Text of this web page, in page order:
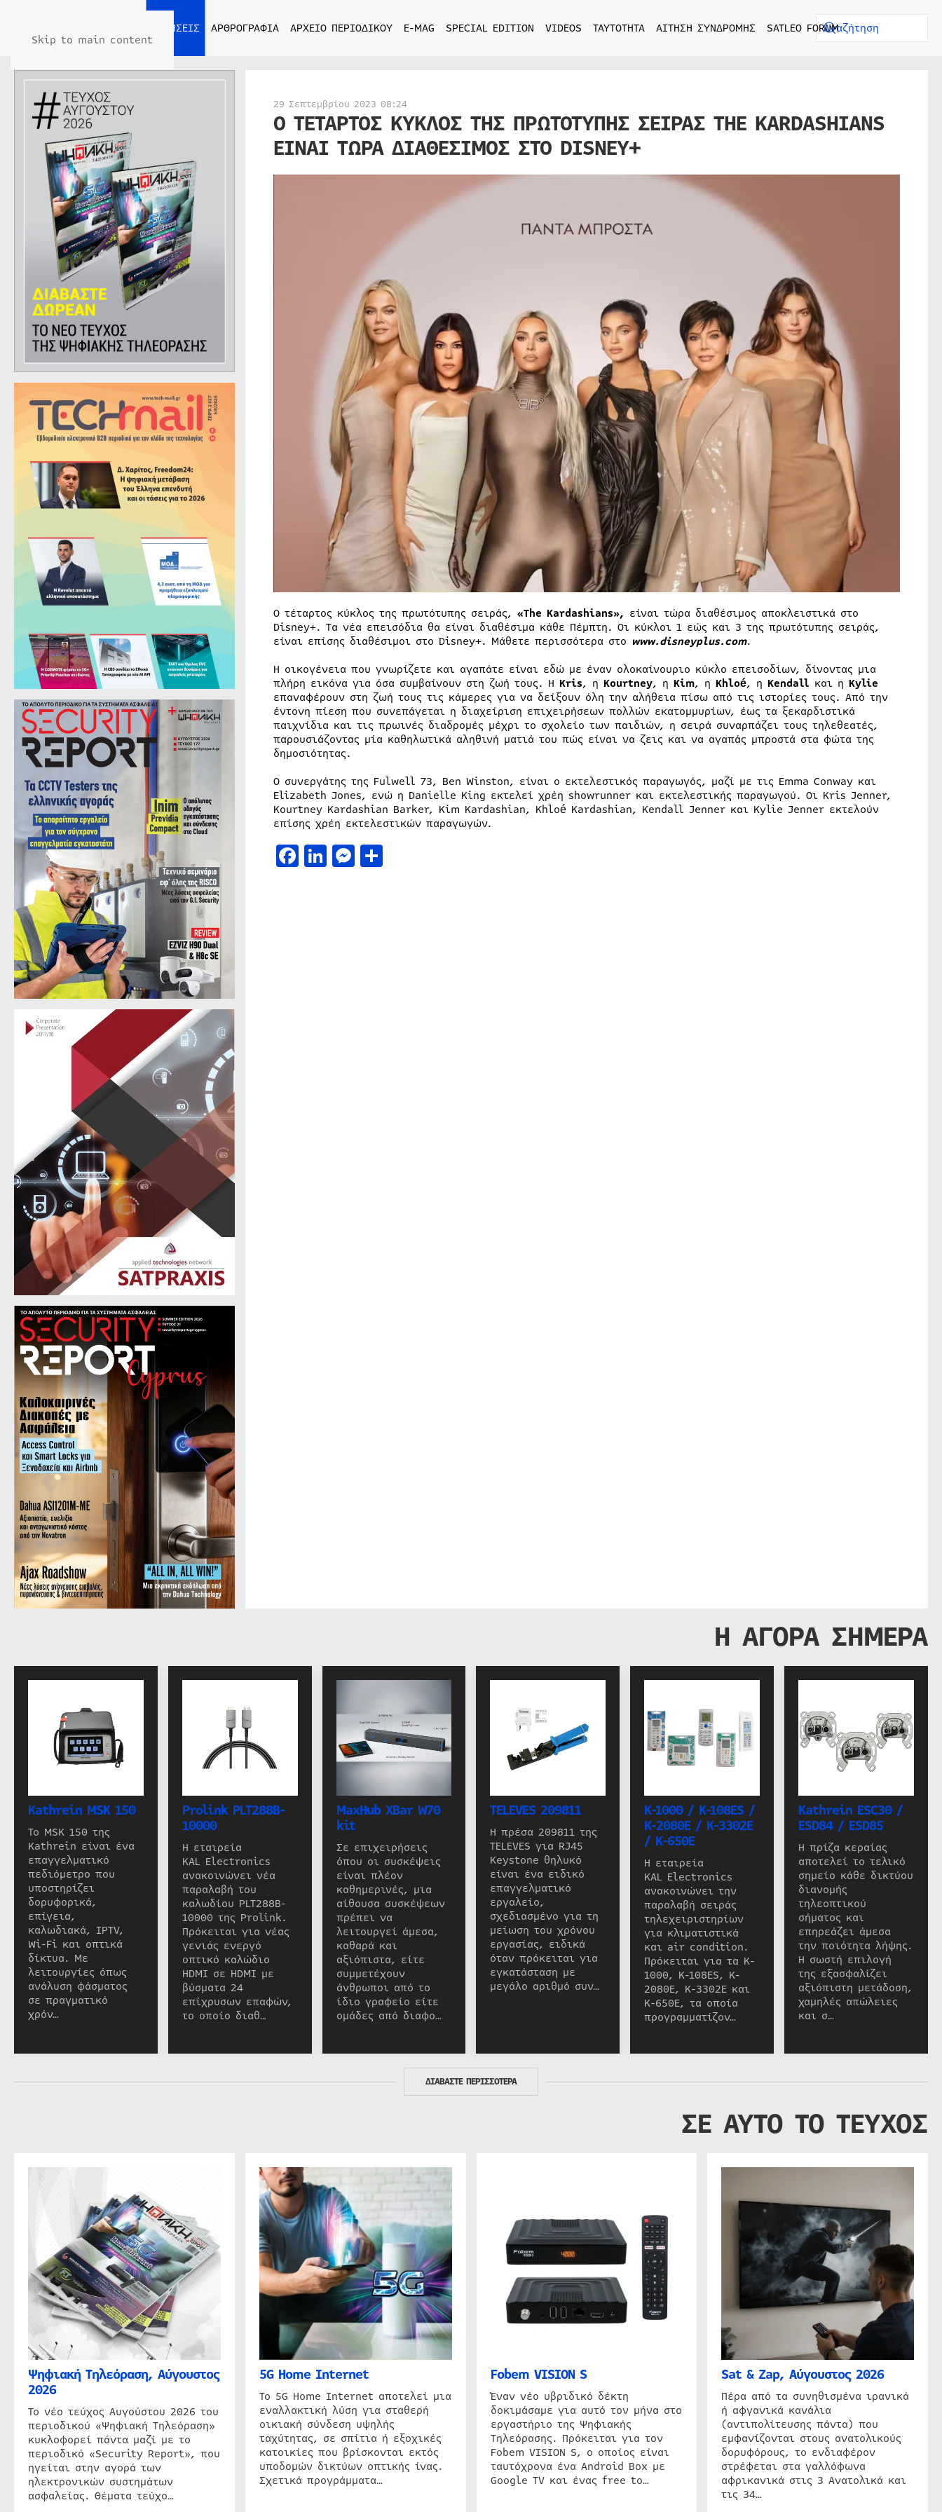
Skip to main content
ΕΙΔΗΣΕΙΣ ΑΡΘΡΟΓΡΑΦΙΑ ΑΡΧΕΙΟ ΠΕΡΙΟΔΙΚΟΥ E-MAG SPECIAL EDITION VIDEOS ΤΑΥΤΟΤΗΤΑ ΑΙΤΗΣΗ ΣΥΝΔΡΟΜΗΣ SATLEO FORUM
29 Σεπτεμβρίου 2023 08:24
Ο ΤΕΤΑΡΤΟΣ ΚΥΚΛΟΣ ΤΗΣ ΠΡΩΤΟΤΥΠΗΣ ΣΕΙΡΑΣ THE KARDASHIANS
ΕΙΝΑΙ ΤΩΡΑ ΔΙΑΘΕΣΙΜΟΣ ΣΤΟ DISNEY+
Ο τέταρτος κύκλος της πρωτότυπης σειράς, «The Kardashians», είναι τώρα διαθέσιμος αποκλειστικά στο
Disney+. Τα νέα επεισόδια θα είναι διαθέσιμα κάθε Πέμπτη. Οι κύκλοι 1 εώς και 3 της πρωτότυπης σειράς,
είναι επίσης διαθέσιμοι στο Disney+. Μάθετε περισσότερα στο www.disneyplus.com.
Η οικογένεια που γνωρίζετε και αγαπάτε είναι εδώ με έναν ολοκαίνουριο κύκλο επεισοδίων, δίνοντας μια
πλήρη εικόνα για όσα συμβαίνουν στη ζωή τους. Η Kris, η Kourtney, η Kim, η Khloé, η Kendallκαι η Kylie
επαναφέρουν στη ζωή τους τις κάμερες για να δείξουν όλη την αλήθεια πίσω από τις ιστορίες τους. Από την
έντονη πίεση που συνεπάγεται η διαχείριση επιχειρήσεων πολλών εκατομμυρίων, έως τα ξεκαρδιστικά
παιχνίδια και τις πρωινές διαδρομές μέχρι το σχολείο των παιδιών, η σειρά συναρπάζει τους τηλεθεατές,
παρουσιάζοντας μία καθηλωτικά αληθινή ματιά του πώς είναι να ζεις και να αγαπάς μπροστά στα φώτα της
δημοσιότητας.
Ο συνεργάτης της Fulwell 73, Ben Winston, είναι ο εκτελεστικός παραγωγός, μαζί με τις Emma Conway και
Elizabeth Jones, ενώ η Danielle King εκτελεί χρέη showrunner και εκτελεστικής παραγωγού. Οι Kris Jenner,
Kourtney Kardashian Barker, Kim Kardashian, Khloé Kardashian, Kendall Jenner και Kylie Jenner εκτελούν
επίσης χρέη εκτελεστικών παραγωγών.
Facebook
LinkedIn
Messenger
Μοιραστείτε
Η ΑΓΟΡΑ ΣΗΜΕΡΑ
Kathrein MSK 150
Το MSK 150 της
Kathrein είναι ένα
επαγγελματικό
πεδιόμετρο που
υποστηρίζει
δορυφορικά,
επίγεια,
καλωδιακά, IPTV,
Wi-Fi και οπτικά
δίκτυα. Με
λειτουργίες όπως
ανάλυση φάσματος
σε πραγματικό
χρόν…
Prolink PLT288B-
10000
Η εταιρεία
KAL Electronics
ανακοινώνει νέα
παραλαβή του
καλωδίου PLT288B-
10000 της Prolink.
Πρόκειται για νέας
γενιάς ενεργό
οπτικό καλώδιο
HDMI σε HDMI με
βύσματα 24
επίχρυσων επαφών,
το οποίο διαθ…
MaxHub XBar W70
kit
Σε επιχειρήσεις
όπου οι συσκέψεις
είναι πλέον
καθημερινές, μια
αίθουσα συσκέψεων
πρέπει να
λειτουργεί άμεσα,
καθαρά και
αξιόπιστα, είτε
συμμετέχουν
άνθρωποι από το
ίδιο γραφείο είτε
ομάδες από διαφο…
TELEVES 209811
Η πρέσα 209811 της
TELEVES για RJ45
Keystone θηλυκό
είναι ένα ειδικό
επαγγελματικό
εργαλείο,
σχεδιασμένο για τη
μείωση του χρόνου
εργασίας, ειδικά
όταν πρόκειται για
εγκατάσταση με
μεγάλο αριθμό συν…
K-1000 / K-108ES /
K-2080E / K-3302E
/ K-650E
Η εταιρεία
KAL Electronics
ανακοινώνει την
παραλαβή σειράς
τηλεχειριστηρίων
για κλιματιστικά
και air condition.
Πρόκειται για τα K-
1000, K-108ES, K-
2080E, K-3302E και
K-650E, τα οποία
προγραμματίζον…
Kathrein ESC30 /
ESD84 / ESD85
Η πρίζα κεραίας
αποτελεί το τελικό
σημείο κάθε δικτύου
διανομής
τηλεοπτικού
σήματος και
επηρεάζει άμεσα
την ποιότητα λήψης.
Η σωστή επιλογή
της εξασφαλίζει
αξιόπιστη μετάδοση,
χαμηλές απώλειες
και σ…
ΔΙΑΒΑΣΤΕ ΠΕΡΙΣΣΟΤΕΡΑ
ΣΕ ΑΥΤΟ ΤΟ ΤΕΥΧΟΣ
Ψηφιακή Τηλεόραση, Αύγουστος
2026
Το νέο τεύχος Αυγούστου 2026 του
περιοδικού «Ψηφιακή Τηλεόραση»
κυκλοφορεί πάντα μαζί με το
περιοδικό «Security Report», που
ηγείται στην αγορά των
ηλεκτρονικών συστημάτων
ασφαλείας. Θέματα τεύχο…
5G Home Internet
Το 5G Home Internet αποτελεί μια
εναλλακτική λύση για σταθερή
οικιακή σύνδεση υψηλής
ταχύτητας, σε σπίτια ή εξοχικές
κατοικίες που βρίσκονται εκτός
υποδομών δικτύων οπτικής ίνας.
Σχετικά προγράμματα…
Fobem VISION S
Έναν νέο υβριδικό δέκτη
δοκιμάσαμε για αυτό τον μήνα στο
εργαστήριο της Ψηφιακής
Τηλεόρασης. Πρόκειται για τον
Fobem VISION S, ο οποίος είναι
ταυτόχρονα ένα Android Box με
Google TV και ένας free to…
Sat & Zap, Αύγουστος 2026
Πέρα από τα συνηθισμένα ιρανικά
ή αφγανικά κανάλια
(αντιπολίτευσης πάντα) που
εμφανίζονται στους ανατολικούς
δορυφόρους, το ενδιαφέρον
στρέφεται στα γαλλόφωνα
αφρικανικά στις 3 Ανατολικά και
τις 34…